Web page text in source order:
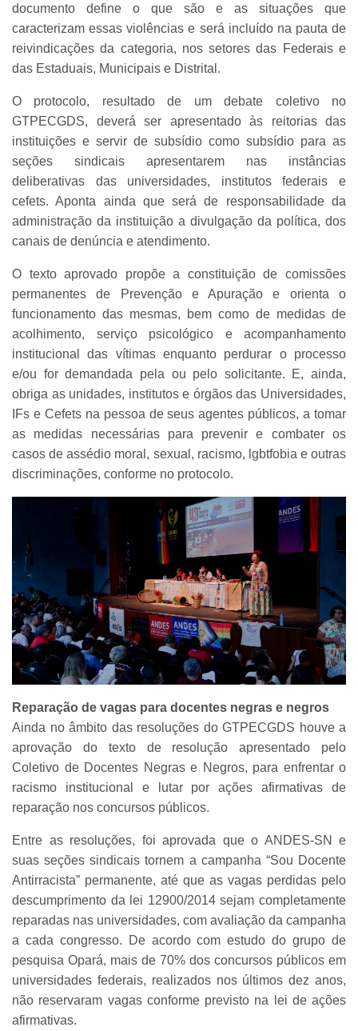
documento define o que são e as situações que
caracterizam essas violências e será incluído na pauta de
reivindicações da categoria, nos setores das Federais e
das Estaduais, Municipais e Distrital.
O protocolo, resultado de um debate coletivo no
GTPECGDS, deverá ser apresentado às reitorias das
instituições e servir de subsídio como subsídio para as
seções sindicais apresentarem nas instâncias
deliberativas das universidades, institutos federais e
cefets. Aponta ainda que será de responsabilidade da
administração da instituição a divulgação da política, dos
canais de denúncia e atendimento.
O texto aprovado propõe a constituição de comissões
permanentes de Prevenção e Apuração e orienta o
funcionamento das mesmas, bem como de medidas de
acolhimento, serviço psicológico e acompanhamento
institucional das vítimas enquanto perdurar o processo
e/ou for demandada pela ou pelo solicitante. E, ainda,
obriga as unidades, institutos e órgãos das Universidades,
IFs e Cefets na pessoa de seus agentes públicos, a tomar
as medidas necessárias para prevenir e combater os
casos de assédio moral, sexual, racismo, lgbtfobia e outras
discriminações, conforme no protocolo.
Reparação de vagas para docentes negras e negros
Ainda no âmbito das resoluções do GTPECGDS houve a
aprovação do texto de resolução apresentado pelo
Coletivo de Docentes Negras e Negros, para enfrentar o
racismo institucional e lutar por ações afirmativas de
reparação nos concursos públicos.
Entre as resoluções, foi aprovada que o ANDES-SN e
suas seções sindicais tornem a campanha “Sou Docente
Antirracista” permanente, até que as vagas perdidas pelo
descumprimento da lei 12900/2014 sejam completamente
reparadas nas universidades, com avaliação da campanha
a cada congresso. De acordo com estudo do grupo de
pesquisa Opará, mais de 70% dos concursos públicos em
universidades federais, realizados nos últimos dez anos,
não reservaram vagas conforme previsto na lei de ações
afirmativas.